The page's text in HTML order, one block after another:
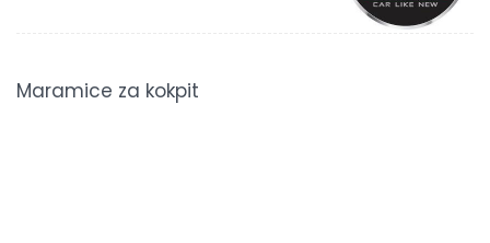
Maramice za kokpit